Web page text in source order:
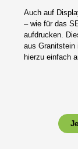
Auch auf
– wie für das
aufdrucken.
aus Granitstein
hierzu einfach